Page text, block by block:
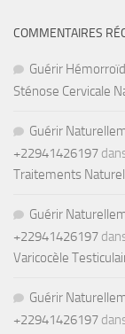
COMMENTAIRES
Guérir
Sténose Cervicale
Guérir
+22941426197
Traitements Naturel
Guérir
+22941426197
Varicocèle
Guérir
+22941426197